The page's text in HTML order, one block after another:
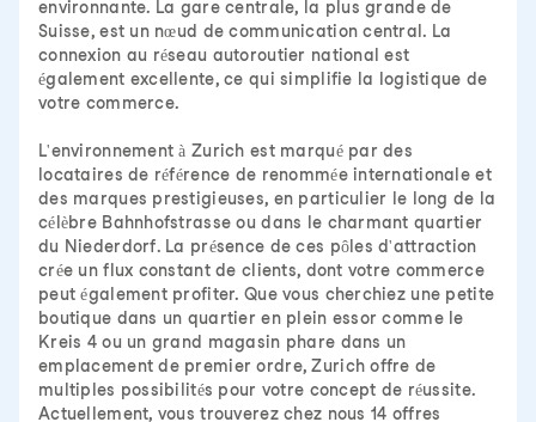
environnante. La gare centrale, la plus grande de
Suisse, est un nœud de communication central. La
connexion au réseau autoroutier national est
également excellente, ce qui simplifie la logistique de
votre commerce.
L'environnement à Zurich est marqué par des
locataires de référence de renommée internationale et
des marques prestigieuses, en particulier le long de la
célèbre Bahnhofstrasse ou dans le charmant quartier
du Niederdorf. La présence de ces pôles d'attraction
crée un flux constant de clients, dont votre commerce
peut également profiter. Que vous cherchiez une petite
boutique dans un quartier en plein essor comme le
Kreis 4 ou un grand magasin phare dans un
emplacement de premier ordre, Zurich offre de
multiples possibilités pour votre concept de réussite.
Actuellement, vous trouverez chez nous 14 offres